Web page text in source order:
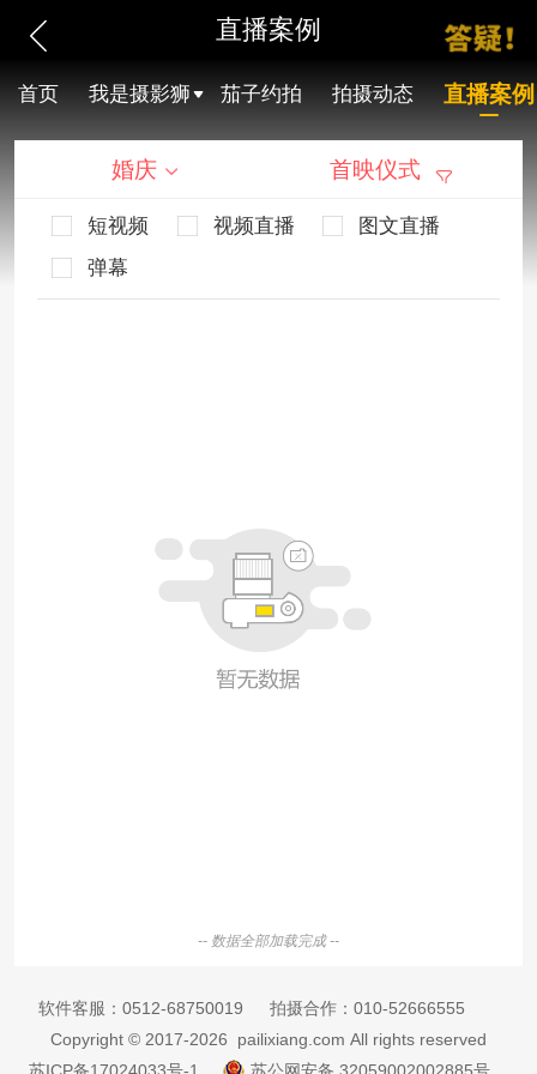
直播案例
首页 我是摄影狮 茄子约拍 拍摄动态 直播案例
婚庆 首映仪式
短视频 视频直播
图文直播
弹幕
-- 数据全部加载完成 --
软件客服： 0512-68750019 拍摄合作： 010-52666555
Copyright © 2017-2026 pailixiang.com All rights reserved
苏ICP备17024033号-1
苏公网安备 32059002002885号